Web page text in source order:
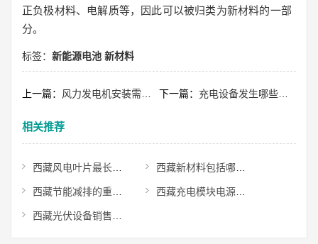
正负极材料、电解质等，因此可以被归类为新材料的一部
分。
标签： 新能源电池 新材料
上一篇： 风力发电机安装需要什么资质？ 下一篇： 充电设备发生哪些现象应停电处理？
相关推荐
西藏新材料包括哪些种类？
西藏充电模块电源连接器有哪些？